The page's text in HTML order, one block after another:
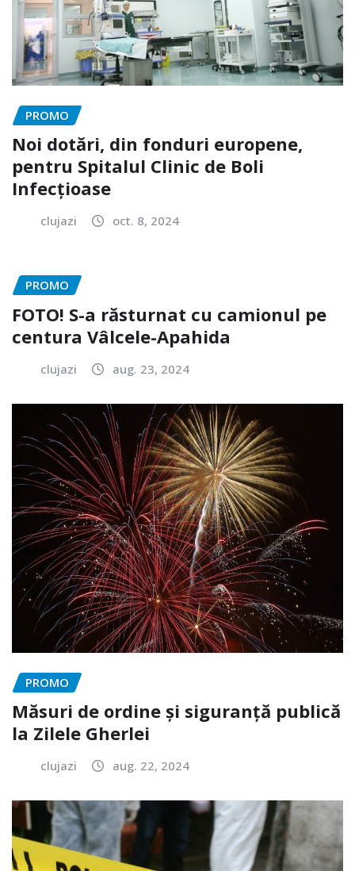
PROMO
Noi dotări, din fonduri europene,
pentru Spitalul Clinic de Boli
Infecțioase
clujazi oct. 8, 2024
PROMO
FOTO! S-a răsturnat cu camionul pe
centura Vâlcele-Apahida
clujazi aug. 23, 2024
PROMO
Măsuri de ordine și siguranță publică
la Zilele Gherlei
clujazi aug. 22, 2024